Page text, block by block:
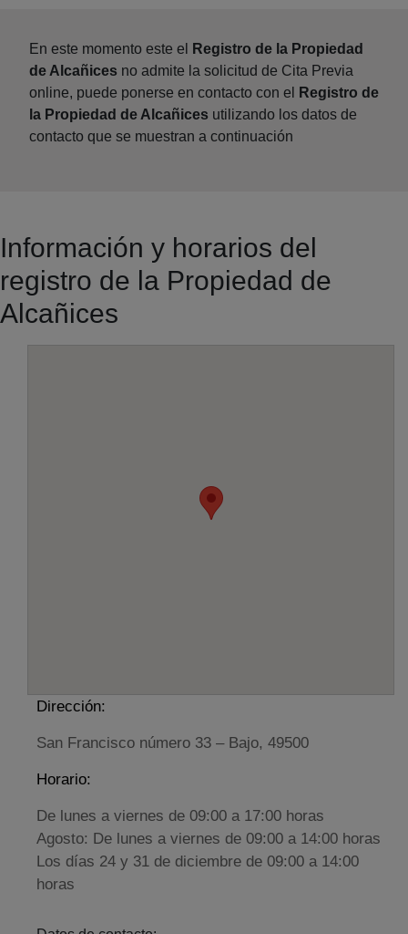
En este momento este el
Registro de la Propiedad
de Alcañices no admite la solicitud de Cita Previa
online, puede ponerse en contacto con el
Registro de
la Propiedad de Alcañices utilizando los datos de
contacto que se muestran a continuación
Información y horarios del
registro de la Propiedad de
Alcañices
Dirección:
San Francisco número 33 – Bajo, 49500
Horario:
De lunes a viernes de 09:00 a 17:00 horas
Agosto: De lunes a viernes de 09:00 a 14:00 horas
Los días 24 y 31 de diciembre de 09:00 a 14:00
horas